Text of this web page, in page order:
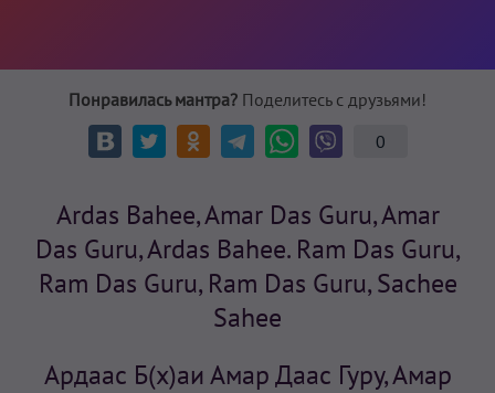
Понравилась мантра? Поделитесь с друзьями!
0
Ardas Bahee, Amar Das Guru, Amar
Das Guru, Ardas Bahee. Ram Das Guru,
Ram Das Guru, Ram Das Guru, Sachee
Sahee
Ардаас Б(х)аи Амар Даас Гуру, Амар